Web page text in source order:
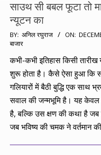
साउथ सी बबल फूटा तो
न्यूटन का
2025-
12-
09
BY: अनिल रघुराज ON:
बाजार
कभी-कभी इतिहास किसी
शुरू होता है। कैसे ऐसा हुआ कि
गलियारों में बैठी बुद्धि एक साथ
सवाल की जन्मभूमि है। यह केवल
है, बल्कि उस क्षण की कथा है जब
जब भविष्य की चमक ने वर्तमान